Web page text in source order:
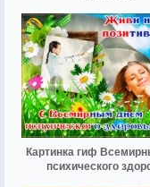
Картинка гиф
психического